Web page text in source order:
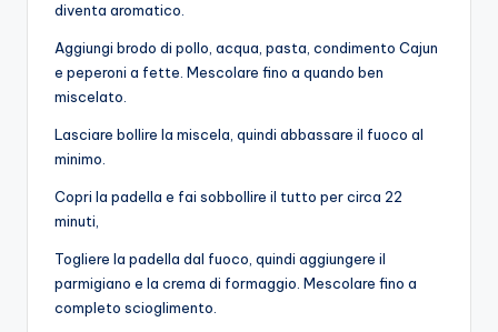
diventa aromatico.
Aggiungi brodo di pollo, acqua, pasta, condimento Cajun
e peperoni a fette. Mescolare fino a quando ben
miscelato.
Lasciare bollire la miscela, quindi abbassare il fuoco al
minimo.
Copri la padella e fai sobbollire il tutto per circa 22
minuti,
Togliere la padella dal fuoco, quindi aggiungere il
parmigiano e la crema di formaggio. Mescolare fino a
completo scioglimento.